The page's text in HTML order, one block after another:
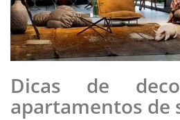
Dicas de
apartamentos de